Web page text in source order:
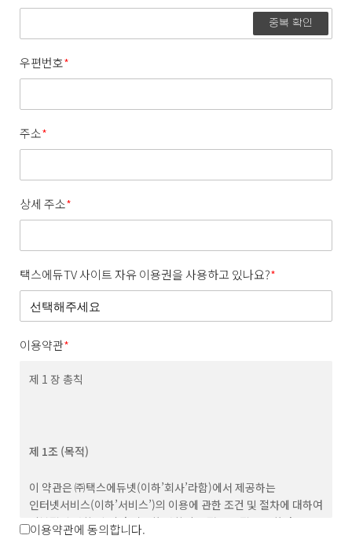
중복 확인
우편번호*
주소*
상세 주소*
택스에듀TV 사이트 자유 이용권을 사용하고 있나요?*
이용약관*
제 1 장 총칙
제 1조 (목적)
이 약관은 ㈜택스에듀넷(이하’회사’라함)에서 제공하는
인터넷서비스(이하’서비스’)의 이용에 관한 조건 및 절차에 대하여
기본적인 사항 및 기타 필요한 사항의 규정을 목적으로 한다.
이용약관에 동의합니다.